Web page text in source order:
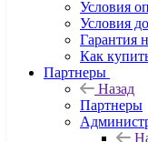
Условия
Условия
Гарантия
Как
Партнеры
Назад
Партнеры